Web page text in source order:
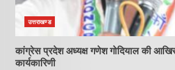
उत्तराखण्ड
कांग्रेस प्रदेश अध्यक्ष गणेश गोदियाल की
कार्यकारिणी